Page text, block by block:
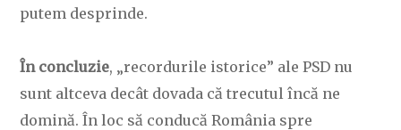
putem desprinde.
În concluzie, „recordurile istorice” ale PSD nu
sunt altceva decât dovada că trecutul încă ne
domină. În loc să conducă România spre